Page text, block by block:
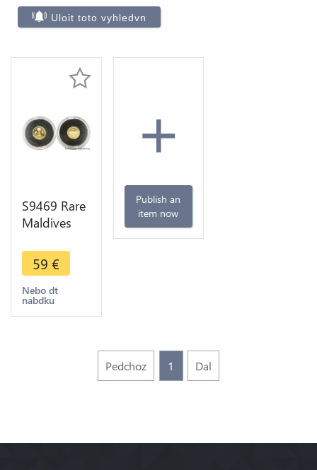
Uloit toto vyhledvn
S9469 Rare
Maldives
2011 Or
Gold PF BE
-> Make
offer
59 €
Nebo dt
nabdku
+
Publish an
item now
Pedchoz 1 Dal